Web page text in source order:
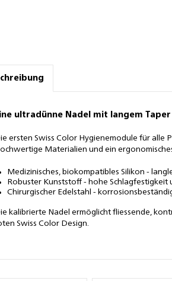
ultradünne Nadel mit langem
ersten Swiss Color Hygienemodule für alle
Materialien und ein
Medizinisches, biokompatibles Silikon -
Robuster Kunststoff - hohe
Chirurgischer Edelstahl -
kalibrierte Nadel ermöglicht fliessende,
Swiss Color Design.